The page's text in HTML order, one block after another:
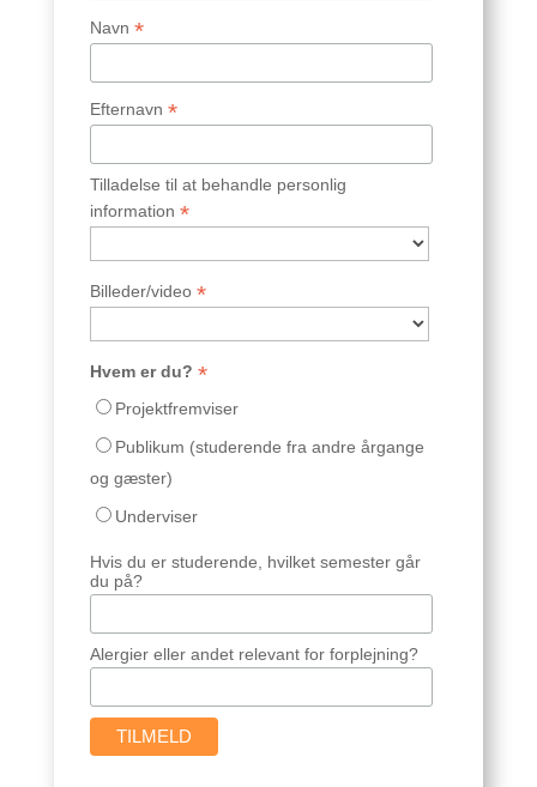
Navn *
Efternavn *
Tilladelse til at behandle personlig
information *
Billeder/video *
Hvem er du? *
Projektfremviser
Publikum (studerende fra andre årgange
og gæster)
Underviser
Hvis du er studerende, hvilket semester går
du på?
Alergier eller andet relevant for forplejning?